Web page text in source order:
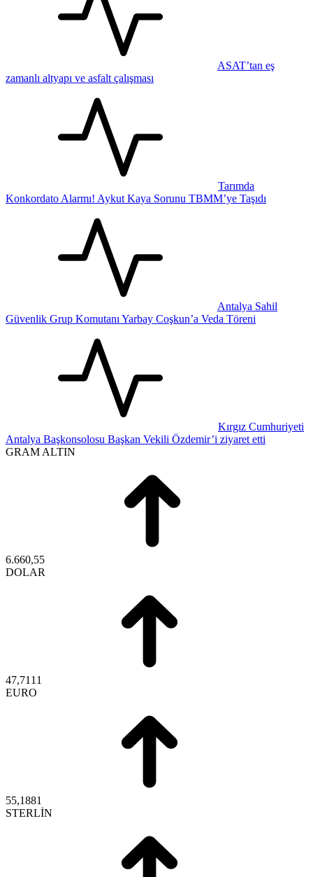
ASAT’tan eş
zamanlı altyapı ve asfalt çalışması
Tarımda
Konkordato Alarmı! Aykut Kaya Sorunu TBMM’ye Taşıdı
Antalya Sahil
Güvenlik Grup Komutanı Yarbay Coşkun’a Veda Töreni
Kırgız Cumhuriyeti
Antalya Başkonsolosu Başkan Vekili Özdemir’i ziyaret etti
GRAM ALTIN
6.660,55
DOLAR
47,7111
EURO
55,1881
STERLİN